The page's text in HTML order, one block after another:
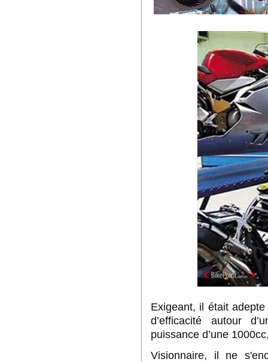
Exigeant, il était
d’efficacité autour
puissance d’une
Visionnaire, il ne